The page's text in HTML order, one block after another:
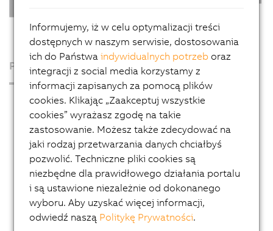
Produkty
Industrial PCs
Automation PC 50A
Automation PC 4100
Automation PC 3200
Automation PC 3100
Automation PC 3100 mobile
Automation PC 2300
Informujemy, iż w celu optymalizacji treści
dostępnych w naszym serwisie, dostosowania
ich do Państwaindywidualnych potrzeb oraz
integracji z social media korzystamy z
informacji zapisanych za pomocą plików
cookies. Klikając „Zaakceptuj wszystkie
cookies” wyrażasz zgodę na takie
zastosowanie. Możesz także zdecydować na
jaki rodzaj przetwarzania danych chciałbyś
pozwolić. Techniczne pliki cookies są
niezbędne dla prawidłowego działania portalu
i są ustawione niezależnie od dokonanego
wyboru. Aby uzyskać więcej informacji,
odwiedź naszą Politykę Prywatności.